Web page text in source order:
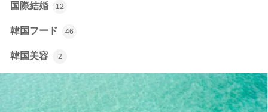
国際結婚 12
韓国フード 46
韓国美容 2